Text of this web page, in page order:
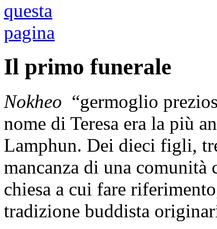
Il primo funerale
Nokheo “germoglio
nome di Teresa era la più
Lamphun. Dei dieci figli,
mancanza di una comunità
chiesa a cui fare
tradizione buddista